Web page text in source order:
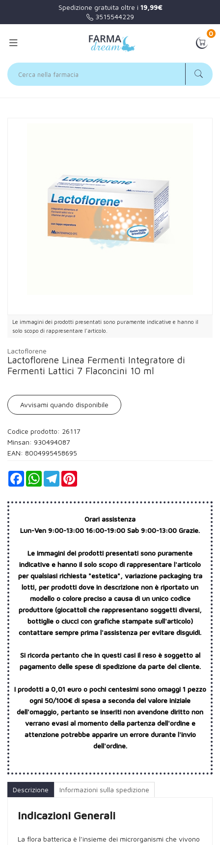
Spedizione gratuita oltre i 19,99€
3515544229
0
Le immagini dei prodotti presentati sono puramente indicative e hanno il
solo scopo di rappresentare l'articolo.
Lactoflorene
Lactoflorene Linea Fermenti Integratore di
Fermenti Lattici 7 Flaconcini 10 ml
Avvisami quando disponibile
Codice prodotto: 26117
Minsan: 930494087
EAN: 8004995458695
FacebookWhatsAppTelegram
Orari assistenza
Lun-Ven 9:00-13:00 16:00-19:00 Sab 9:00-13:00 Grazie.
Le immagini dei prodotti presentati sono puramente
indicative e hanno il solo scopo di rappresentare l'articolo
per qualsiasi richiesta "estetica", variazione packaging tra
lotti, per prodotti dove in descrizione non è riportato un
modello o colore preciso a causa di un unico codice
produttore (giocattoli che rappresentano soggetti diversi,
bottiglie o ciucci con grafiche stampate sull'articolo)
contattare sempre prima l'assistenza per evitare disguidi.
Si ricorda pertanto che in questi casi il reso è soggetto al
pagamento delle spese di spedizione da parte del cliente.
I prodotti a 0,01 euro o pochi centesimi sono omaggi 1 pezzo
ogni 50/100€ di spesa a seconda del valore iniziale
dell'omaggio, pertanto se inseriti non avendone diritto non
verrano evasi al momento della partenza dell'ordine e
attenzione potrebbe apparire un errore durante l'invio
dell'ordine.
Descrizione Informazioni sulla spedizione
Indicazioni Generali
La flora batterica è l’insieme dei microrganismi che vivono